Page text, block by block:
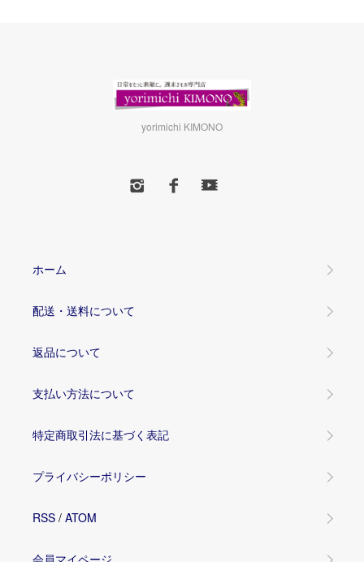
yorimichi KIMONO
ホーム
配送・送料について
返品について
支払い方法について
特定商取引法に基づく表記
プライバシーポリシー
RSS / ATOM